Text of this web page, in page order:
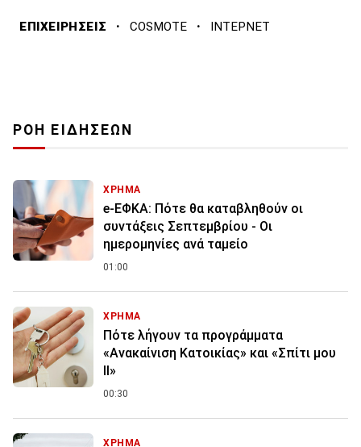
ΕΠΙΧΕΙΡΗΣΕΙΣ · COSMOTE · ΙΝΤΕΡΝΕΤ
ΡΟΗ ΕΙΔΗΣΕΩΝ
ΧΡΗΜΑ
e-ΕΦΚΑ: Πότε θα καταβληθούν οι
συντάξεις Σεπτεμβρίου - Οι
ημερομηνίες ανά ταμείο
01:00
ΧΡΗΜΑ
Πότε λήγουν τα προγράμματα
«Ανακαίνιση Κατοικίας» και «Σπίτι μου
ΙΙ»
00:30
ΧΡΗΜΑ